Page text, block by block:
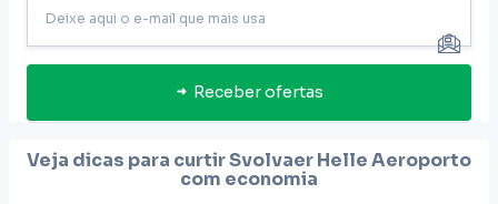
Receber ofertas
Veja dicas para curtirSvolvaer Helle Aeroporto
com economia